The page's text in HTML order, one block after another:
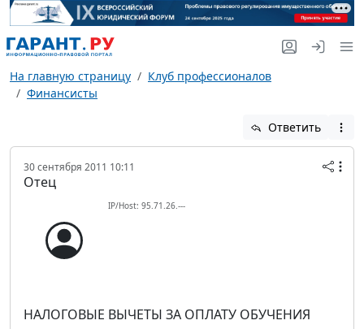
На главную страницу
Клуб профессионалов
Финансисты
Ответить
30 сентября 2011 10:11
Отец
IP/Host: 95.71.26.---
НАЛОГОВЫЕ ВЫЧЕТЫ ЗА ОПЛАТУ ОБУЧЕНИЯ